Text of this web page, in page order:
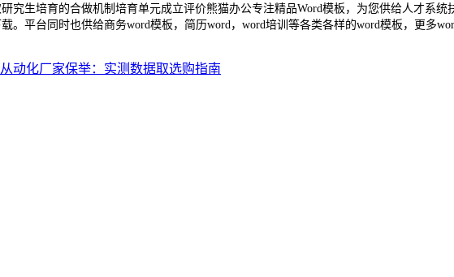
生培育的合做机制培育单元成立评价熊猫办公专注精品Word模板，为您供给人才系统
平台同时也供给商务word模板，简历word，word培训等各类各样的word模板，更多
从动化厂家保举：实测数据取选购指南